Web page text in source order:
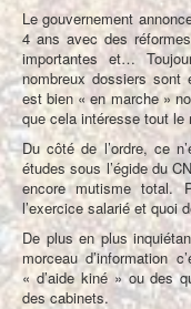
Le gouvernement
4 ans avec des
importantes et…
nombreux dossiers sont
est bien « en marche »
que cela intéresse tout le
Du côté de l’ordre, ce
études sous l’égide du
encore mutisme total.
l’exercice salarié et quoi
De plus en plus
morceau d’information
« d’aide kiné » ou des
des cabinets.